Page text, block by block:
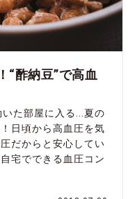
“酢納豆”で高血
た部屋に入る...夏の
日頃から高血圧を気
だからと安心してい
宅でできる血圧コン